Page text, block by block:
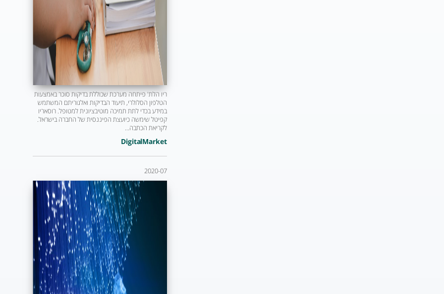
ריו הלת' פיתחה מערכת שכוללת בדיקות סוכר באמצעות
הטלפון הסלולרי, תיעוד הבדיקות ואלגוריתם המשתמש
במידע בכדי לתת תמיכה מוטיבציונית למטופל. רוסאריו
קפיטל שימשה כיועצת הפיננסית של החברה בישראל.
לקריאת הכתבה...
DigitalMarket
2020-07